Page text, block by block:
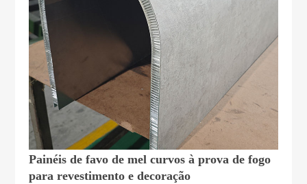
Painéis de favo de mel curvos à prova de fogo
para revestimento e decoração